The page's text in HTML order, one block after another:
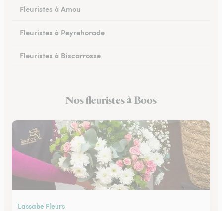
Fleuristes à Amou
Fleuristes à Peyrehorade
Fleuristes à Biscarrosse
Fleuristes à MugronNos fleuristes à Boos
Lassabe Fleurs